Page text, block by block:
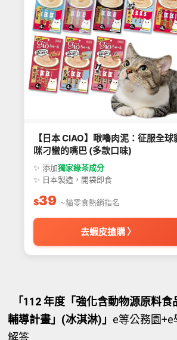
【日本 CIAO】啾嚕肉泥：征服全球
咪刁蠻的嘴巴 (多款口味)
✨ 添加獨家綠茶成分
✨ 日本製造，開袋即食
$39 ~貓零食熱銷指名
去蝦皮搶購 〉
「112 年度「強化含動物源原料
輔導計畫」(冰淇淋)」 e等公務園+e
解答